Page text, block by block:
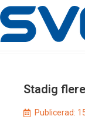
Stadig
Publicerad: